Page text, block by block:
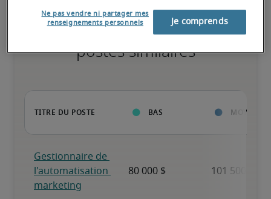
Salaires estimés pour des
postes similaires
Ne pas vendre ni partager mes
renseignements personnels
Je comprends